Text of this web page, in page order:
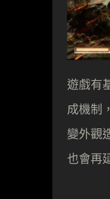
遊戲有
成機制
變外觀
也會再